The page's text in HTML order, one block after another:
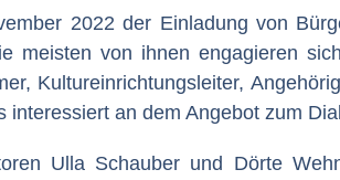
2022 der Einladung von
meisten von ihnen engagieren
Kultureinrichtungsleiter,
an dem Angebot zum
Ulla Schauber und Dörte